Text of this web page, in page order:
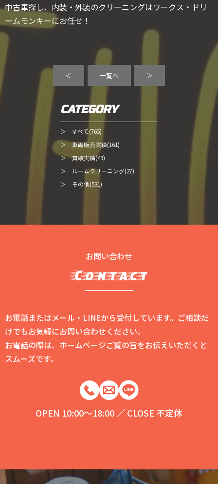
中古車探し、内装・外装のクリーニングはワークス・ドリ
ームモンキーにお任せ！
＜ 一覧へ ＞
CATEGORY
＞ すべて(765)
＞ 車両販売実績(161)
＞ 買取実績(49)
＞ ルームクリーニング(27)
＞ その他(531)
お問い合わせ
Contact
お電話またはメール・LINEから受付しています。ご相談だ
けでもお気軽にお問い合わせください。
お電話の際は、ホームページご覧の旨をお伝えいただくと
スムーズです。
OPEN 10:00～18:00 ／ CLOSE 不定休